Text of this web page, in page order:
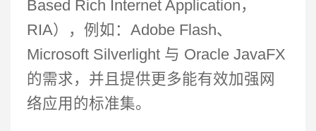
Based Rich Internet Application，
RIA），例如：Adobe Flash、
Microsoft Silverlight 与 Oracle JavaFX
的需求，并且提供更多能有效加强网
络应用的标准集。